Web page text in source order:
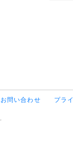
お問い合わせ プラ